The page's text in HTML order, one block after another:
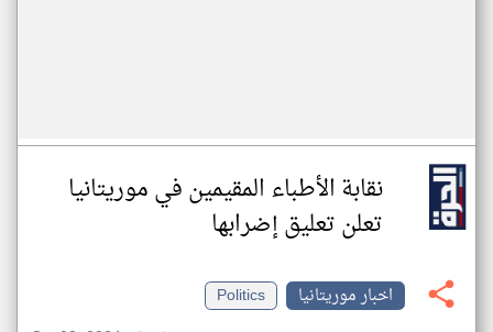
نقابة الأطباء المقيمين في موريتانيا
تعلن تعليق إضرابها
اخبار موريتانيا
Politics